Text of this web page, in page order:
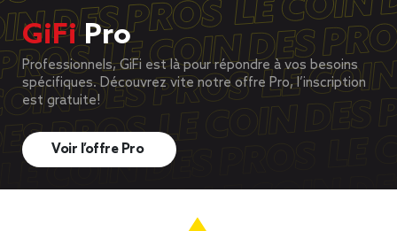
GiFiPro
Professionnels, GiFi est là pour répondre à vos besoins
spécifiques. Découvrez vite notre offre Pro, l’inscription
est gratuite!
Voir l’offre Pro